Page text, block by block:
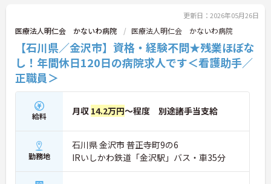
更新日：2026年05月26日
医療法人明仁会 かないわ病院 医療法人明仁会 かないわ病院
【石川県／金沢市】資格・経験不問★残業ほぼな
し！年間休日120日の病院求人です＜看護助手／
正職員＞
給料 月収 14.2万円～程度 別途諸手当支給
勤務地
石川県 金沢市 普正寺町9の6
IRいしかわ鉄道「金沢駅」バス・車35分